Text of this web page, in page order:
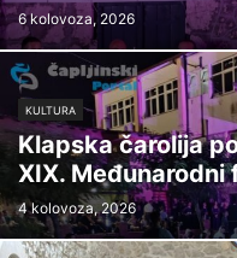
6 kolovoza, 2026
KULTURA
Klapska čarolija
XIX.
4 kolovoza, 2026